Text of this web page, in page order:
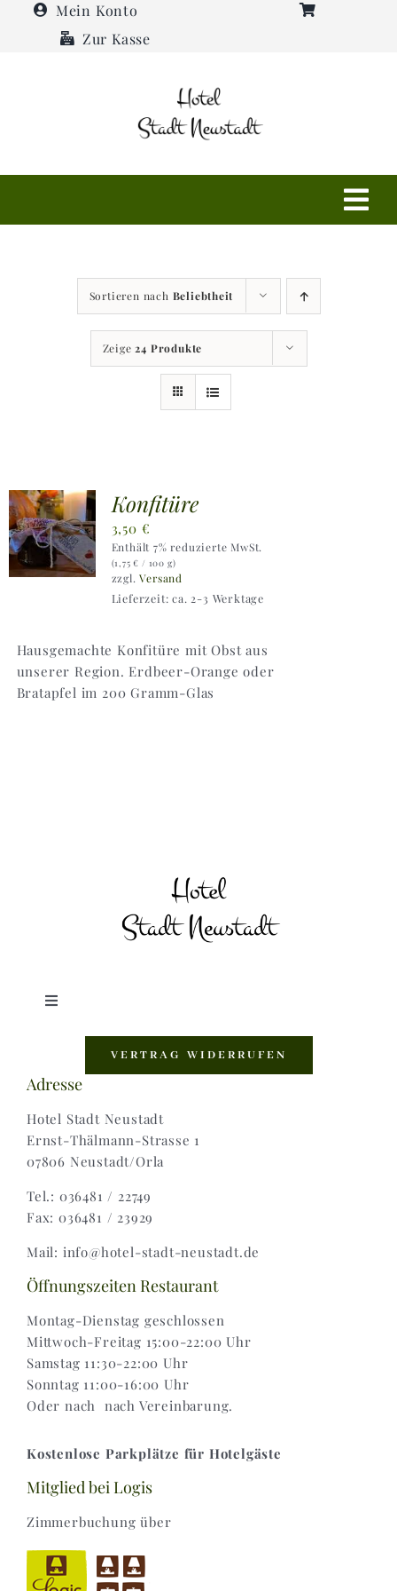
Mein Konto
Zur Kasse
Restaurant
Anfahrt + Kontakt
Sortieren nach Beliebtheit
Zeige 24 Produkte
Konfitüre
3,50 €
Enthält 7% reduzierte MwSt.
(1,75€ / 100 g)
zzgl.Versand
Lieferzeit: ca. 2-3 Werktage
Hausgemachte Konfitüre mit Obst aus
unserer Region. Erdbeer-Orange oder
Bratapfel im 200 Gramm-Glas
Toggle
Zahlungsweisen |
Widerruf |
Versand & Lieferung
VERTRAG WIDERRUFEN
Adresse
Hotel Stadt Neustadt
Ernst-Thälmann-Strasse 1
07806 Neustadt/Orla
Tel.: 036481 / 22749
Fax: 036481 / 23929
Mail: info@hotel-stadt-neustadt.de
Öffnungszeiten Restaurant
Montag-Dienstag geschlossen
Mittwoch-Freitag 15:00-22:00 Uhr
Samstag 11:30-22:00 Uhr
Sonntag 11:00-16:00 Uhr
Oder nach nach Vereinbarung.
Kostenlose Parkplätze für Hotelgäste
Mitglied bei Logis
Zimmerbuchung über